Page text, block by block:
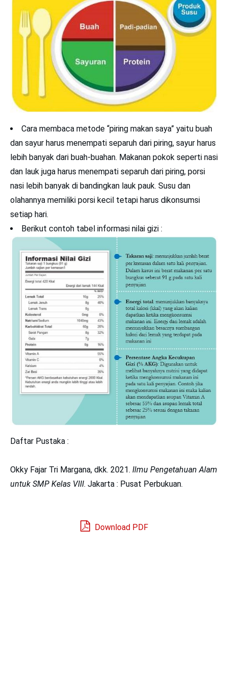
Cara membaca metode “piring makan saya” yaitu buah
dan sayur harus menempati separuh dari piring, sayur harus
lebih banyak dari buah-buahan. Makanan pokok seperti nasi
dan lauk juga harus menempati separuh dari piring, porsi
nasi lebih banyak di bandingkan lauk pauk. Susu dan
olahannya memiliki porsi kecil tetapi harus dikonsumsi
setiap hari.
Berikut contoh tabel informasi nilai gizi :
Daftar Pustaka :
Okky Fajar Tri Margana, dkk. 2021. Ilmu Pengetahuan Alam
untuk SMP Kelas VIII. Jakarta : Pusat Perbukuan.
Download PDF